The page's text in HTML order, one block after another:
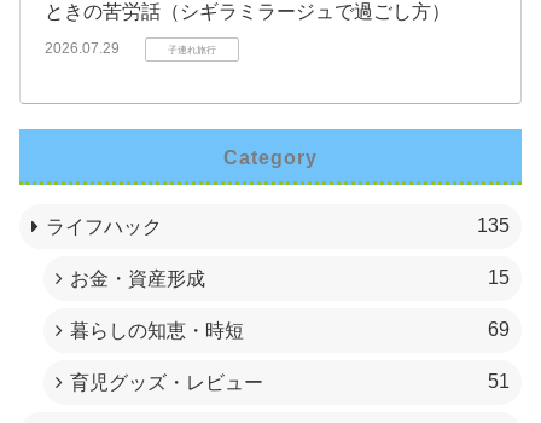
ときの苦労話（シギラミラージュで過ごし方）
2026.07.29 子連れ旅行
Category
ライフハック 135
お金・資産形成 15
暮らしの知恵・時短 69
育児グッズ・レビュー 51